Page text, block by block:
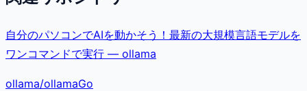
自分のパソコンでAIを動かそう！最新の大規模言語モデルを
ワンコマンドで実行 — ollama
ollama/ollamaGo